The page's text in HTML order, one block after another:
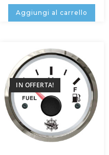
Aggiungi al carrello
IN OFFERTA!